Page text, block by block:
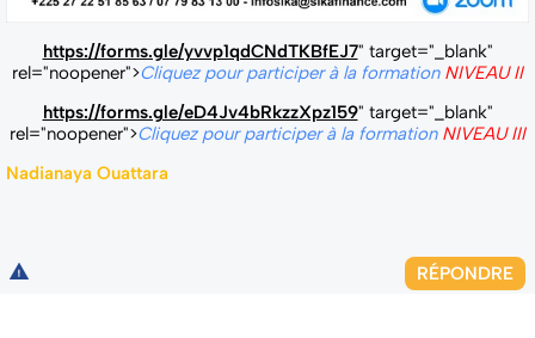
https://forms.gle/yvvp1qdCNdTKBfEJ7" target="_blank"
rel="noopener">Cliquez pour participer à la formation NIVEAU II
https://forms.gle/eD4Jv4bRkzzXpz159" target="_blank"
rel="noopener">Cliquez pour participer à la formation NIVEAU III
Nadianaya Ouattara
RÉPONDRE